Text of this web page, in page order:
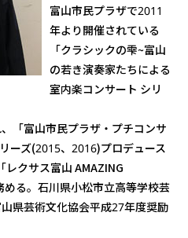
富山市民プラザで2011
年より開催されている
「クラシックの雫~富山
の若き演奏家たちによる
室内楽コンサート シリ
「富山市民プラザ・プチコンサ
ーズ(2015、2016)プロデュース
クサス富山 AMAZING
める。石川県小松市立高等学校芸
県芸術文化協会平成27年度奨励